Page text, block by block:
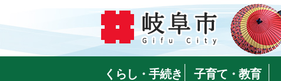
くらし・手続き 子育て・教育